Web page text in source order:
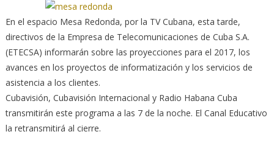
En el espacio Mesa Redonda, por la TV Cubana, esta tarde,
directivos de la Empresa de Telecomunicaciones de Cuba S.A.
(ETECSA) informarán sobre las proyecciones para el 2017, los
avances en los proyectos de informatización y los servicios de
asistencia a los clientes.
Cubavisión, Cubavisión Internacional y Radio Habana Cuba
transmitirán este programa a las 7 de la noche. El Canal Educativo
la retransmitirá al cierre.